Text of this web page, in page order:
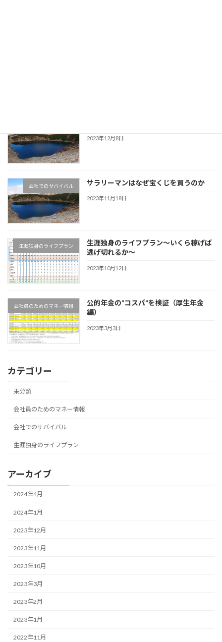
2023年12月8日
会社でのサバイバル サラリーマンはなぜ宝くじを買うのか
2023年11月18日
生涯独身のライフプラン
生涯独身のライフプラン～いくら稼げば
逃げ切れるか～
2023年10月12日
会社員のためのマネー情報
公的年金の“コスパ”を検証（厚生年金
編）
2023年3月3日
カテゴリー
未分類
会社員のためのマネー情報
会社でのサバイバル
生涯独身のライフプラン
アーカイブ
2024年4月
2024年1月
2023年12月
2023年11月
2023年10月
2023年3月
2023年2月
2023年1月
2022年11月